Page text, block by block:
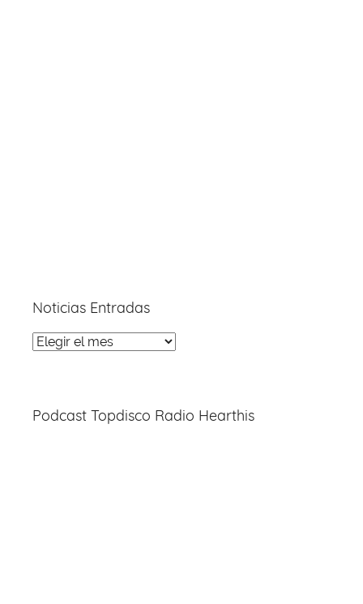
Noticias Entradas
Noticias
Podcast Topdisco Radio Hearthis